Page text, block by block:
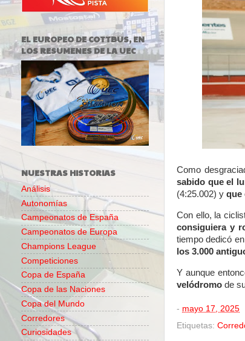
Como
sabido que el
(4:25.002) y que
Con ello, la
consiguiera y
tiempo dedicó
los 3.000
Y aunque
velódromo de
- mayo 17, 2025
Etiquetas:
EL EUROPEO DE COTTBUS, EN
LOS RESUMENES DE LA UEC
NUESTRAS HISTORIAS
Análisis
Autonomías
Campeonatos de España
Campeonatos de Europa
Champions League
Competiciones
Copa de España
Copa de las Naciones
Copa del Mundo
Corredores
Curiosidades